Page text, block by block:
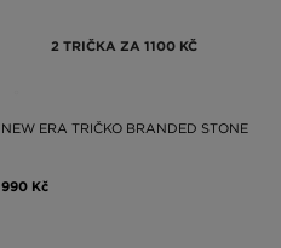
2 TRIČKA ZA 1100 KČ
NEW ERA TRIČKO BRANDED STONE
990 Kč